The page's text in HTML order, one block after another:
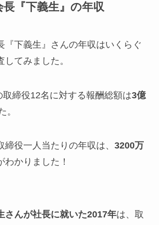
長『下義生』の年収
『下義生』さんの年収はいくらぐ
してみました。
取締役12名に対する報酬総額は3億
。
締役一人当たりの年収は、 3200万
わかりました！
さんが社長に就いた2017年は、取